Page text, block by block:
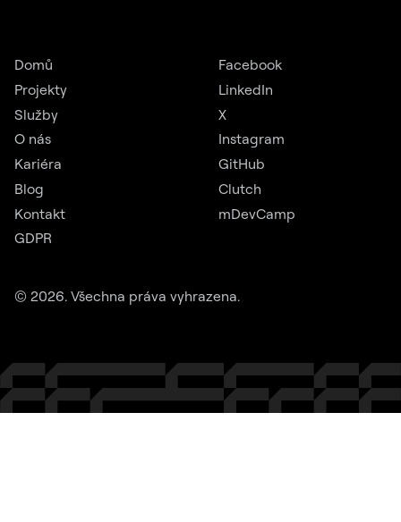
© 2026. Všechna práva vyhrazena.
Domů
Projekty
Služby
O nás
Kariéra
Blog
Kontakt
GDPR
Facebook
LinkedIn
X
Instagram
GitHub
Clutch
mDevCamp